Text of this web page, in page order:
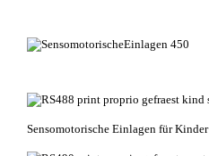
Sensomotorische Einlagen für Kinder